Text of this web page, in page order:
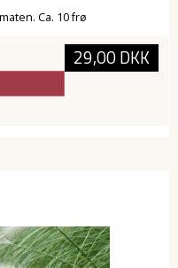
Ca. 10 frø
29,00 DKK